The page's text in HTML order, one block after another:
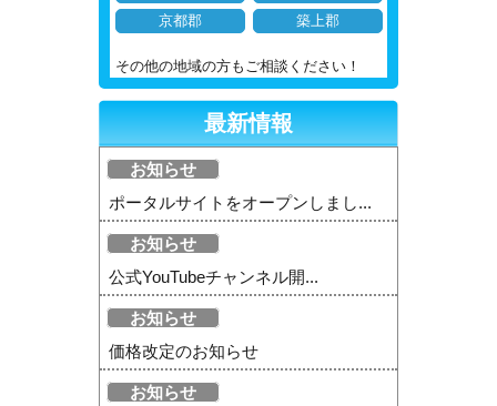
京都郡
築上郡
その他の地域の方もご相談ください！
最新情報
お知らせ
ポータルサイトをオープンしまし...
お知らせ
公式YouTubeチャンネル開...
お知らせ
価格改定のお知らせ
お知らせ